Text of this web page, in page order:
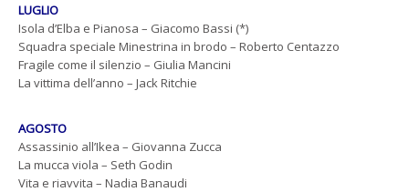
LUGLIO
Isola d’Elba e Pianosa – Giacomo Bassi (*)
Squadra speciale Minestrina in brodo – Roberto Centazzo
Fragile come il silenzio – Giulia Mancini
La vittima dell’anno – Jack Ritchie
AGOSTO
Assassinio all’Ikea – Giovanna Zucca
La mucca viola – Seth Godin
Vita e riavvita – Nadia Banaudi